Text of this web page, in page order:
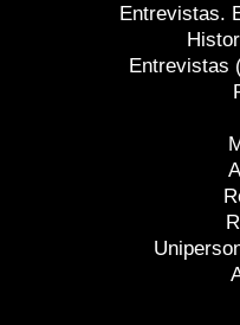
Entrevistas.
Entrevistas